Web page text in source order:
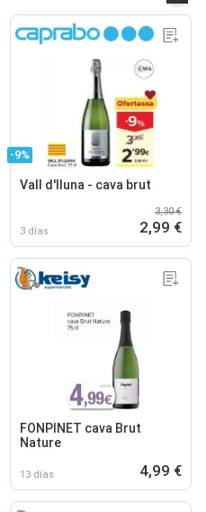
-9%
Vall d'lluna - cava brut
3 días
3,30 €
2,99 €
FONPINET cava Brut
Nature
13 días 4,99 €